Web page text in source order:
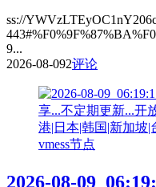
ss://
9...
2026-08-092评论
vmess节点
2026-08-